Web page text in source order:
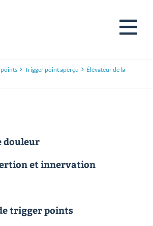
Trigger point aperçu
Élévateur de la
douleur
et innervation
trigger points